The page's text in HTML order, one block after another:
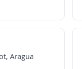
Aragua